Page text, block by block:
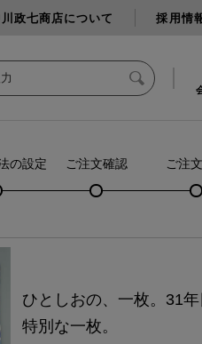
政七商店について 採用情
の設定 ご注文確認 ご注
ひとしおの、一枚。31
特別な一枚。